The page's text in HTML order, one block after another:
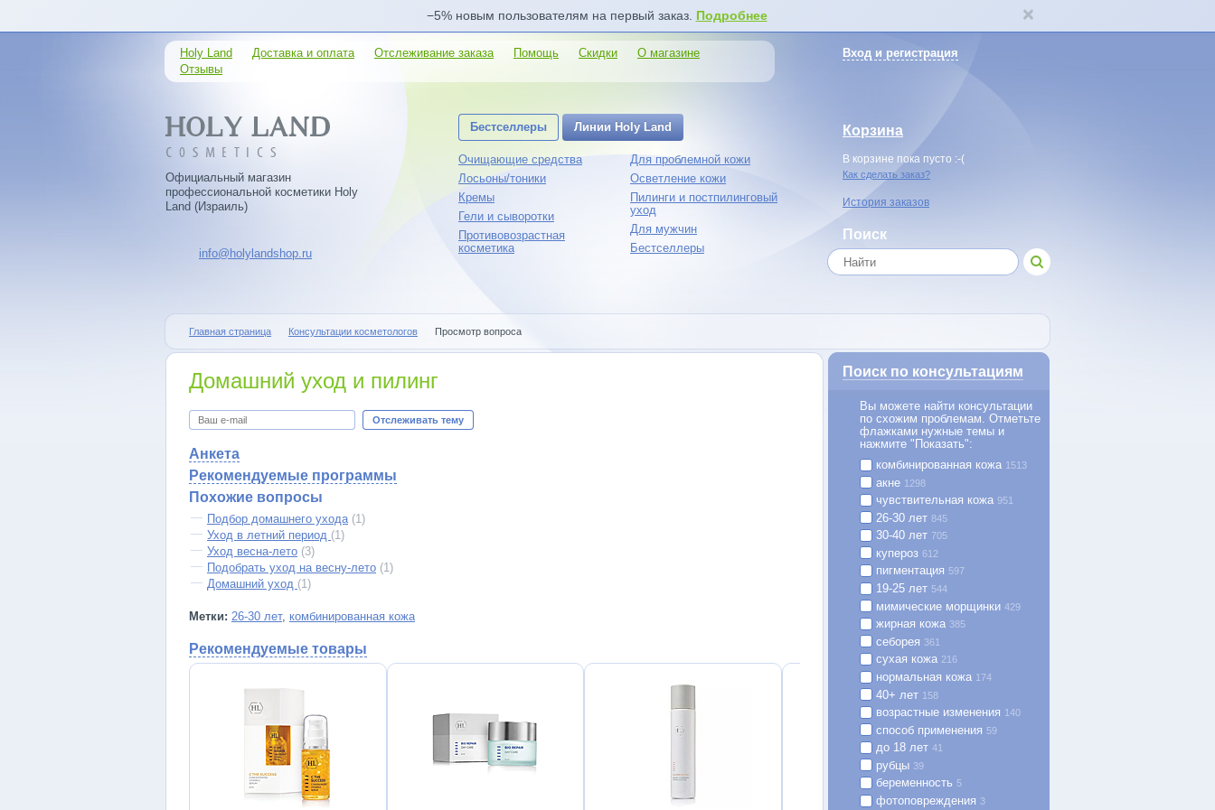
−5% новым пользователям на первый заказ. Подробнее
Вход и регистрация
Holy Land Доставка и оплата Отслеживание заказа Помощь Скидки
О магазине
Отзывы
Официальный магазин
профессиональной косметики Holy
Land (Израиль)
info@holylandshop.ru
Бестселлеры Линии Holy Land
Очищающие средства
Лосьоны/тоники
Кремы
Гели и сыворотки
Противовозрастная
косметика
Для проблемной кожи
Осветление кожи
Пилинги и постпилинговый
уход
Для мужчин
Бестселлеры
Корзина
В корзине пока пусто :-(
Как сделать заказ?
История заказов
Поиск
Главная страница Консультации косметологов Просмотр вопроса
Домашний уход и пилинг
Отслеживать тему
Анкета
Рекомендуемые программы
Похожие вопросы
Подбор домашнего ухода (1)
Уход в летний период (1)
Уход весна-лето (3)
Подобрать уход на весну-лето (1)
Домашний уход (1)
Метки: 26-30 лет, комбинированная кожа
Рекомендуемые товары
Поиск по консультациям
Вы можете найти консультации
по схожим проблемам. Отметьте
флажками нужные темы и
нажмите "Показать":
комбинированная кожа 1513
акне 1298
чувствительная кожа 951
26-30 лет 845
30-40 лет 705
купероз 612
пигментация 597
19-25 лет 544
мимические морщинки 429
жирная кожа 385
себорея 361
сухая кожа 216
нормальная кожа 174
40+ лет 158
возрастные изменения 140
способ применения 59
до 18 лет 41
рубцы 39
беременность 5
фотоповреждения 3